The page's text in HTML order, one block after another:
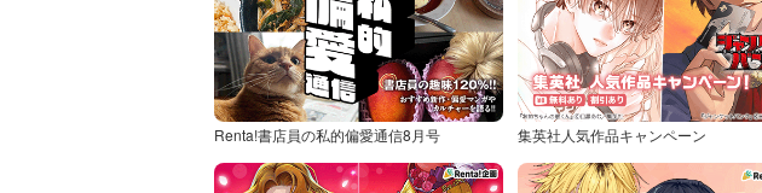
Renta!書店員の私的偏愛通信8月号 集英社人気作品キャンペーン